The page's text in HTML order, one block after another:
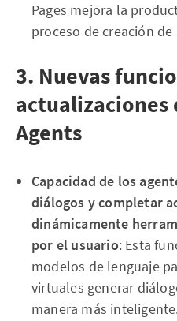
Pages mejora la
proceso de creación
3. Nuevas
actualizaciones
Agents
Capacidad de los
diálogos y completar
dinámicamente
por el usuario: Esta
modelos de lenguaje
virtuales generar
manera más